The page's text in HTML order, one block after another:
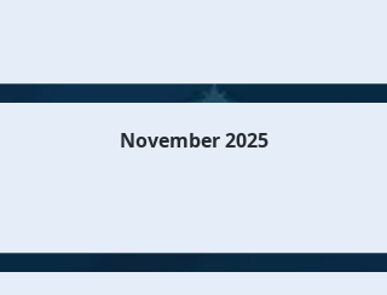
November 2025